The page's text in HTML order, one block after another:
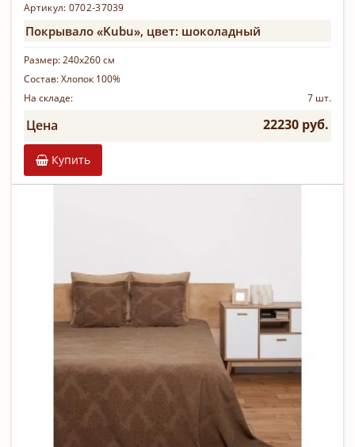
Артикул: 0702-37039
Покрывало «Kubu», цвет: шоколадный
Размер:240х260 см
Состав:Хлопок 100%
На складе:
7 шт.
Цена 22230 руб.
Купить